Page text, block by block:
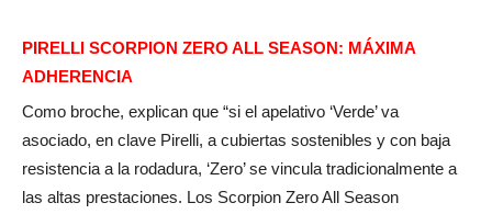
PIRELLI SCORPION ZERO ALL SEASON: MÁXIMA
ADHERENCIA
Como broche, explican que “si el apelativo ‘Verde’ va
asociado, en clave Pirelli, a cubiertas sostenibles y con baja
resistencia a la rodadura, ‘Zero’ se vincula tradicionalmente a
las altas prestaciones. Los Scorpion Zero All Season